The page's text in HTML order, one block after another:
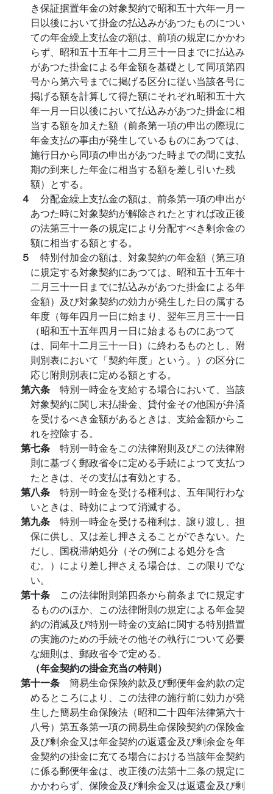
き保証据置年金の対象契約で昭和五十六年一月一
日以後において掛金の払込みがあつたものについ
ての年金繰上支払金の額は、前項の規定にかかわ
らず、昭和五十五年十二月三十一日までに払込み
があつた掛金による年金額を基礎として同項第四
号から第六号までに掲げる区分に従い当該各号に
掲げる額を計算して得た額にそれぞれ昭和五十六
年一月一日以後において払込みがあつた掛金に相
当する額を加えた額（前条第一項の申出の際現に
年金支払の事由が発生しているものにあつては、
施行日から同項の申出があつた時までの間に支払
期の到来した年金に相当する額を差し引いた残
額）とする。
４ 分配金繰上支払金の額は、前条第一項の申出が
あつた時に対象契約が解除されたとすれば改正後
の法第三十一条の規定により分配すべき剰余金の
額に相当する額とする。
５ 特別付加金の額は、対象契約の年金額（第三項
に規定する対象契約にあつては、昭和五十五年十
二月三十一日までに払込みがあつた掛金による年
金額）及び対象契約の効力が発生した日の属する
年度（毎年四月一日に始まり、翌年三月三十一日
（昭和五十五年四月一日に始まるものにあつて
は、同年十二月三十一日）に終わるものとし、附
則別表において「契約年度」という。）の区分に
応じ附則別表に定める額とする。
第六条 特別一時金を支給する場合において、当該
対象契約に関し末払掛金、貸付金その他国が弁済
を受けるべき金額があるときは、支給金額からこ
れを控除する。
第七条 特別一時金をこの法律附則及びこの法律附
則に基づく郵政省令に定める手続によつて支払つ
たときは、その支払は有効とする。
第八条 特別一時金を受ける権利は、五年間行わな
いときは、時効によつて消滅する。
第九条 特別一時金を受ける権利は、譲り渡し、担
保に供し、又は差し押さえることができない。た
だし、国税滞納処分（その例による処分を含
む。）により差し押さえる場合は、この限りでな
い。
第十条 この法律附則第四条から前条までに規定す
るもののほか、この法律附則の規定による年金契
約の消滅及び特別一時金の支給に関する特別措置
の実施のための手続その他その執行について必要
な細則は、郵政省令で定める。
（年金契約の掛金充当の特則）
第十一条 簡易生命保険約款及び郵便年金約款の定
めるところにより、この法律の施行前に効力が発
生した簡易生命保険法（昭和二十四年法律第六十
八号）第五条第一項の簡易生命保険契約の保険金
及び剰余金又は年金契約の返還金及び剰余金を年
金契約の掛金に充てる場合における当該年金契約
に係る郵便年金は、改正後の法第十二条の規定に
かかわらず、保険金及び剰余金又は返還金及び剰